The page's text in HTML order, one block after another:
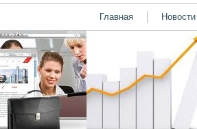
Главная Новости